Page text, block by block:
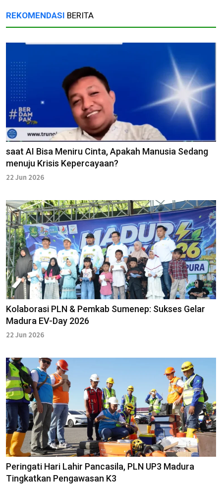
REKOMENDASI BERITA
saat AI Bisa Meniru Cinta, Apakah Manusia Sedang
menuju Krisis Kepercayaan?
22 Jun 2026
Kolaborasi PLN & Pemkab Sumenep: Sukses Gelar
Madura EV-Day 2026
22 Jun 2026
Peringati Hari Lahir Pancasila, PLN UP3 Madura
Tingkatkan Pengawasan K3